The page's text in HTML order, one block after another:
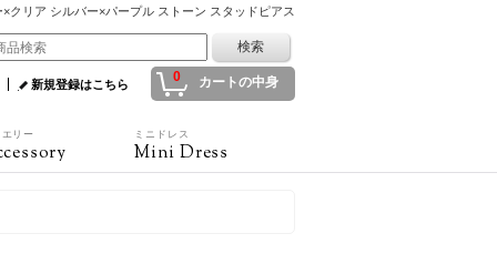
クリア シルバー×パープル ストーン スタッドピアス
0 カートの中身
新規登録はこちら
リー ミニドレス
Mini Dress